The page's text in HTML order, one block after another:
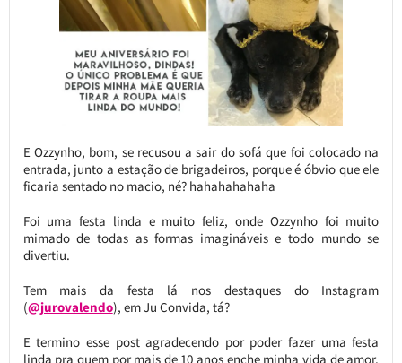
E Ozzynho, bom, se recusou a sair do sofá que foi colocado na
entrada, junto a estação de brigadeiros, porque é óbvio que ele
ficaria sentado no macio, né? hahahahahaha
Foi uma festa linda e muito feliz, onde Ozzynho foi muito
mimado de todas as formas imagináveis e todo mundo se
divertiu.
Tem mais da festa lá nos destaques do Instagram
(@jurovalendo), em Ju Convida, tá?
E termino esse post agradecendo por poder fazer uma festa
linda pra quem por mais de 10 anos enche minha vida de amor.